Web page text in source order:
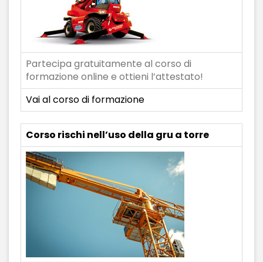
Partecipa gratuitamente al corso di
formazione online e ottieni l’attestato!
Vai al corso di formazione
Corso rischi nell’uso della gru a torre